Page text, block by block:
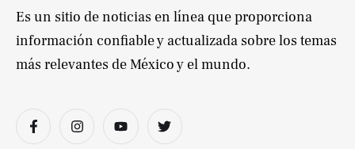
Es un sitio de noticias en línea que proporciona
información confiable y actualizada sobre los temas
más relevantes de México y el mundo.